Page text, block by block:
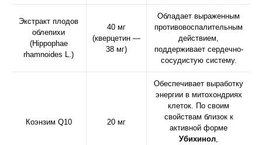
Экстракт плодов
облепихи
(Hippophae
rhamnoides L.)
40 мг
(кверцетин —
38 мг)
Обладает выраженным
противовоспалительным
действием,
поддерживает сердечно-
сосудистую систему.
Коэнзим Q10 20 мг
Обеспечивает выработку
энергии в митохондриях
клеток. По своим
свойствам близок к
активной форме
Убихинол